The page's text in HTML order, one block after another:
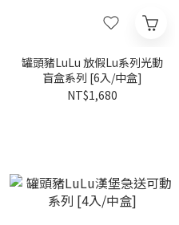
罐頭豬LuLu 放假Lu系列光動
盲盒系列 [6入/中盒]
NT$1,680